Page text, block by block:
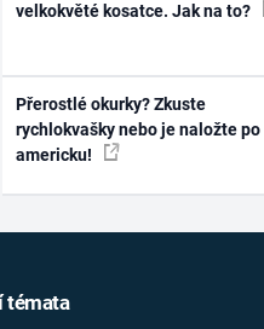
velkokvěté kosatce. Jak na to?
Přerostlé okurky? Zkuste
rychlokvašky nebo je naložte po
americku!
témata